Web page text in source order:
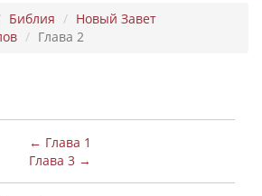
Библия
Новый Завет
Глава 2
← Глава 1
Глава 3 →